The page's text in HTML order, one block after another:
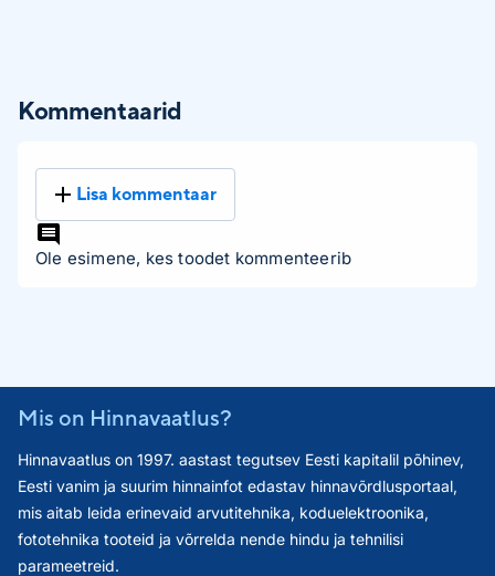
Kommentaarid
Lisa kommentaar
Ole esimene, kes toodet kommenteerib
Mis on Hinnavaatlus?
Hinnavaatlus on 1997. aastast tegutsev Eesti kapitalil põhinev,
Eesti vanim ja suurim hinnainfot edastav hinnavõrdlusportaal,
mis aitab leida erinevaid arvutitehnika, koduelektroonika,
fototehnika tooteid ja võrrelda nende hindu ja tehnilisi
parameetreid.